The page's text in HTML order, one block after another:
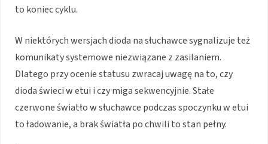
to koniec cyklu.
W niektórych wersjach dioda na słuchawce sygnalizuje też
komunikaty systemowe niezwiązane z zasilaniem.
Dlatego przy ocenie statusu zwracaj uwagę na to, czy
dioda świeci w etui i czy miga sekwencyjnie. Stałe
czerwone światło w słuchawce podczas spoczynku w etui
to ładowanie, a brak światła po chwili to stan pełny.